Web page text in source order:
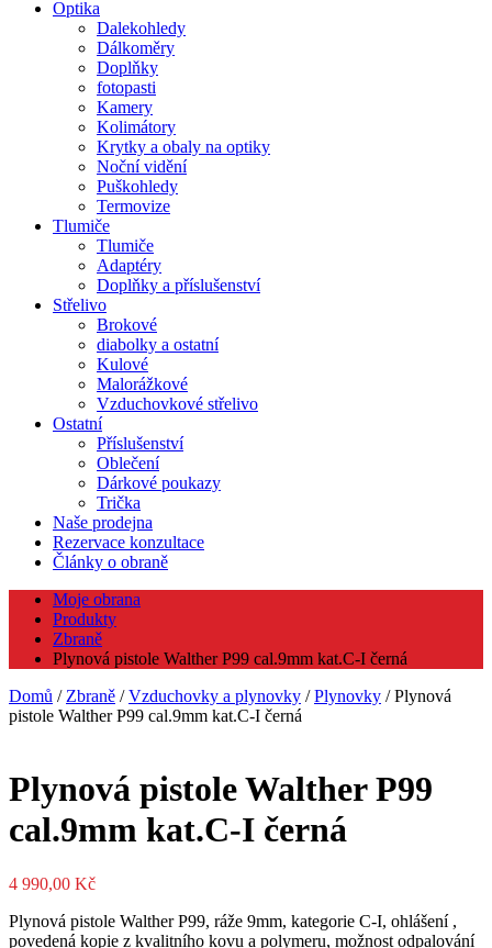
Optika
Dalekohledy
Dálkoměry
Doplňky
fotopasti
Kamery
Kolimátory
Krytky a obaly na optiky
Noční vidění
Puškohledy
Termovize
Tlumiče
Tlumiče
Adaptéry
Doplňky a příslušenství
Střelivo
Brokové
diabolky a ostatní
Kulové
Malorážkové
Vzduchovkové střelivo
Ostatní
Příslušenství
Oblečení
Dárkové poukazy
Trička
Naše prodejna
Rezervace konzultace
Články o obraně
Moje obrana
Produkty
Zbraně
Plynová pistole Walther P99 cal.9mm kat.C-I černá
Domů / Zbraně /Vzduchovky a plynovky /Plynovky / Plynová
pistole Walther P99 cal.9mm kat.C-I černá
Plynová pistole Walther P99
cal.9mm kat.C-I černá
4 990,00 Kč
Plynová pistole Walther P99, ráže 9mm, kategorie C-I, ohlášení ,
povedená kopie z kvalitního kovu a polymeru, možnost odpalování